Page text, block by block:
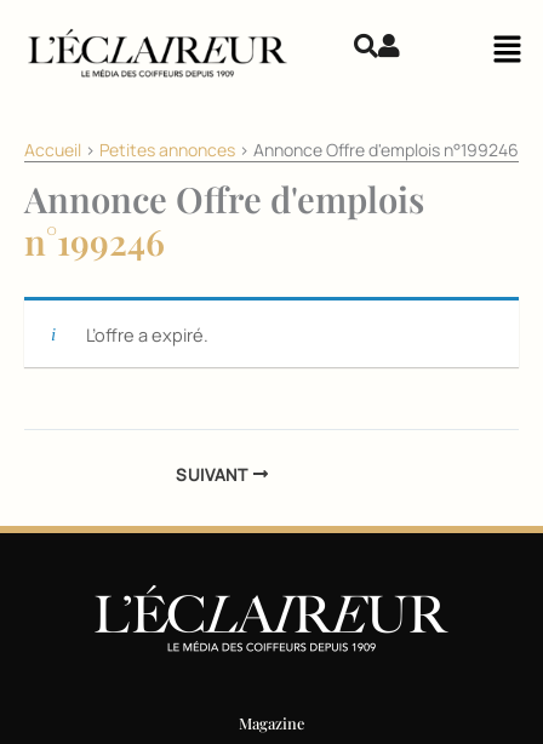
Accueil > Petites annonces > Annonce Offre d'emplois n°199246
Annonce Offre d'emplois
n°199246
L’offre a expiré.
SUIVANT
Magazine